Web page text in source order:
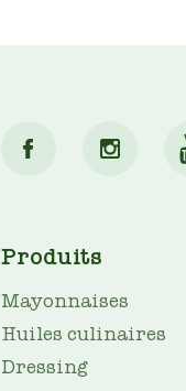
MAIN
NAV
Produits
Mayonnaises
Huiles culinaires
Dressing